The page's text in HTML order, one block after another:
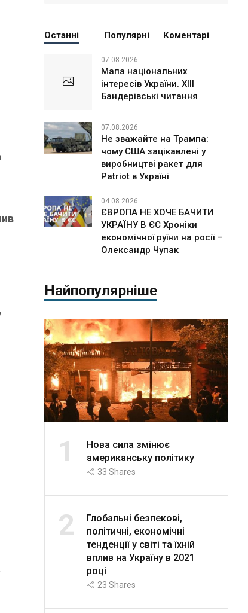
Останні Популярні Коментарі
07.08.2026
Мапа національних
інтересів України. ХІІІ
Бандерівські читання
07.08.2026
Не зважайте на Трампа:
чому США зацікавлені у
виробництві ракет для
Patriot в Україні
04.08.2026
ЄВРОПА НЕ ХОЧЕ БАЧИТИ
УКРАЇНУ В ЄС Хроніки
економічної руїни на росії –
Олександр Чупак
Найпопулярніше
1
Нова сила змінює
американську політику
33 Shares
2
Глобальні безпекові,
політичні, економічні
тенденції у світі та їхній
вплив на Україну в 2021
році
23 Shares